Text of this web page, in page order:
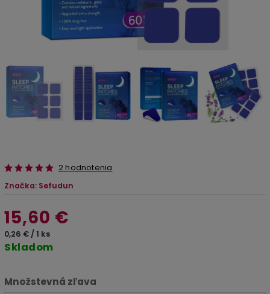
2 hodnotenia
Značka: Sefudun
15,60 €
0,26 € / 1 ks
Skladom
Množstevná zľava